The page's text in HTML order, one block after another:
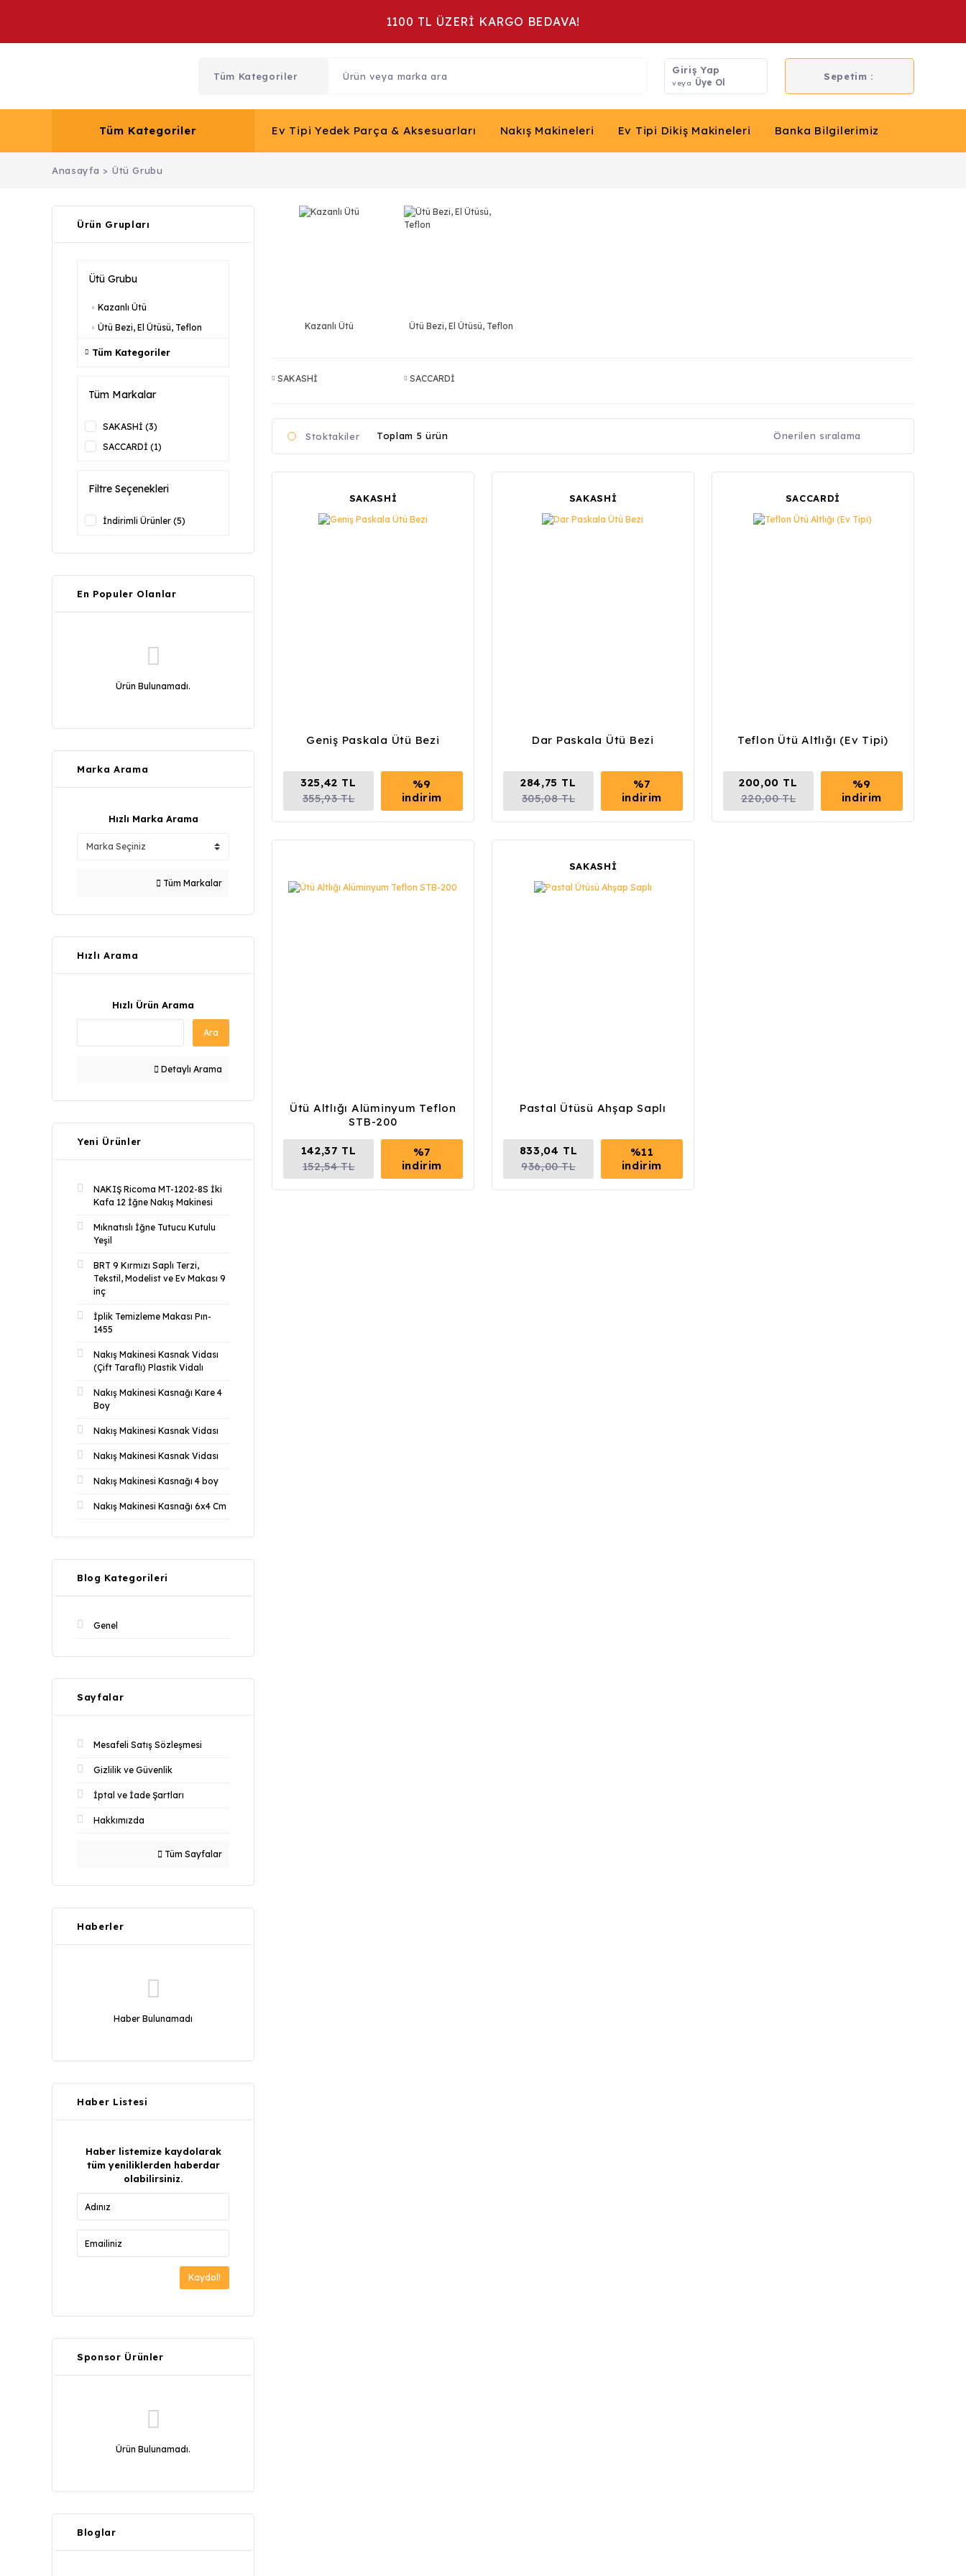
1100 TL ÜZERİ KARGO BEDAVA!
Giriş Yap
veya Üye Ol
Sepetim :
Tüm Kategoriler Ev Tipi Yedek Parça & Aksesuarları Nakış Makineleri Ev Tipi Dikiş Makineleri Banka Bilgilerimiz
Anasayfa Ütü Grubu
Ürün Grupları
Ütü Grubu
Kazanlı Ütü
Ütü Bezi, El Ütüsü, Teflon
Tüm Kategoriler
Tüm Markalar
SAKASHİ (3)
SACCARDİ (1)
Filtre Seçenekleri
İndirimli Ürünler (5)
En Populer Olanlar
Ürün Bulunamadı.
Marka Arama
Hızlı Marka Arama
Tüm Markalar
Hızlı Arama
Hızlı Ürün Arama
Ara
Detaylı Arama
Yeni Ürünler
NAKIŞ Ricoma MT-1202-8S İki
Kafa 12 İğne Nakış Makinesi
Mıknatıslı İğne Tutucu Kutulu
Yeşil
BRT 9 Kırmızı Saplı Terzi,
Tekstil, Modelist ve Ev Makası 9
inç
İplik Temizleme Makası Pın-
1455
Nakış Makinesi Kasnak Vidası
(Çift Taraflı) Plastik Vidalı
Nakış Makinesi Kasnağı Kare 4
Boy
Nakış Makinesi Kasnak Vidası
Nakış Makinesi Kasnak Vidası
Nakış Makinesi Kasnağı 4 boy
Nakış Makinesi Kasnağı 6x4 Cm
Blog Kategorileri
Genel
Sayfalar
Mesafeli Satış Sözleşmesi
Gizlilik ve Güvenlik
İptal ve İade Şartları
Hakkımızda
Tüm Sayfalar
Haberler
Haber Bulunamadı
Haber Listesi
Haber listemize kaydolarak
tüm yeniliklerden haberdar
olabilirsiniz.
Kaydol!
Sponsor Ürünler
Ürün Bulunamadı.
Bloglar
Kazanlı Ütü Ütü Bezi, El Ütüsü, Teflon
SAKASHİ SACCARDİ
Stoktakiler Toplam 5 ürün
SAKASHİ
Geniş Paskala Ütü Bezi
325,42 TL
355,93 TL
%9
indirim
SAKASHİ
Dar Paskala Ütü Bezi
284,75 TL
305,08 TL
%7
indirim
SACCARDİ
Teflon Ütü Altlığı (Ev Tipi)
200,00 TL
220,00 TL
%9
indirim
Ütü Altlığı Alüminyum Teflon
STB-200
142,37 TL
152,54 TL
%7
indirim
SAKASHİ
Pastal Ütüsü Ahşap Saplı
833,04 TL
936,00 TL
%11
indirim